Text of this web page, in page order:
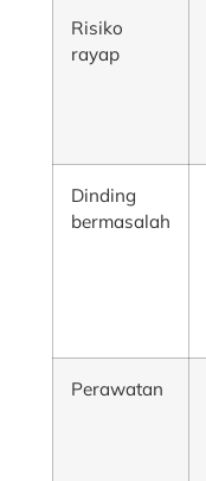
Risiko
rayap
Dinding
bermasalah
Perawatan